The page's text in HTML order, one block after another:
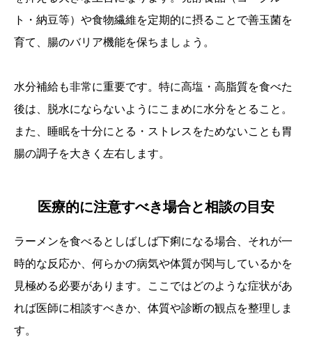
ト・納豆等）や食物繊維を定期的に摂ることで善玉菌を
育て、腸のバリア機能を保ちましょう。
水分補給も非常に重要です。特に高塩・高脂質を食べた
後は、脱水にならないようにこまめに水分をとること。
また、睡眠を十分にとる・ストレスをためないことも胃
腸の調子を大きく左右します。
医療的に注意すべき場合と相談の目安
ラーメンを食べるとしばしば下痢になる場合、それが一
時的な反応か、何らかの病気や体質が関与しているかを
見極める必要があります。ここではどのような症状があ
れば医師に相談すべきか、体質や診断の観点を整理しま
す。